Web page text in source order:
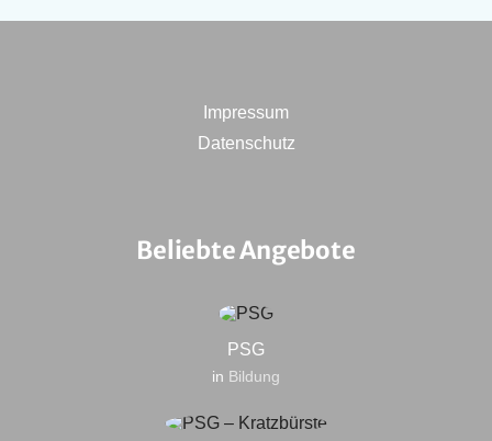
Impressum
Datenschutz
Beliebte Angebote
PSG
in Bildung